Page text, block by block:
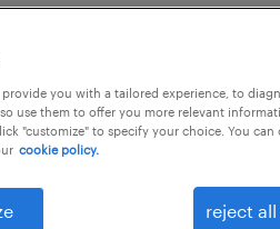
フォークリフト
provide you with a tailored experience, to
use them to offer you more relevant
"customize" to specify your choice. You
cookie policy.
reject